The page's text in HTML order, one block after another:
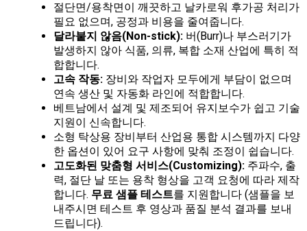
절단면/용착면이 깨끗하고 날카로워 후가공 처리가
필요 없으며, 공정과 비용을 줄여줍니다.
달라붙지 않음(Non-stick): 버(Burr)나 부스러기가
발생하지 않아 식품, 의류, 복합 소재 산업에 특히 적
합합니다.
고속 작동: 장비와 작업자 모두에게 부담이 없으며
연속 생산 및 자동화 라인에 적합합니다.
베트남에서 설계 및 제조되어 유지보수가 쉽고 기술
지원이 신속합니다.
소형 탁상용 장비부터 산업용 통합 시스템까지 다양
한 옵션이 있어 요구 사항에 맞춰 조정이 쉽습니다.
고도화된 맞춤형 서비스(Customizing): 주파수, 출
력, 절단 날 또는 용착 형상을 고객 요청에 따라 제작
합니다. 무료 샘플 테스트를 지원합니다 (샘플을 보
내주시면 테스트 후 영상과 품질 분석 결과를 보내
드립니다).